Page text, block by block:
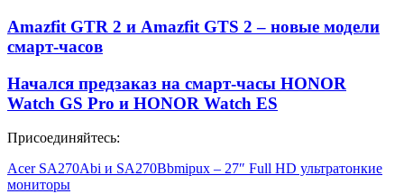
Amazfit GTR 2 и Amazfit GTS 2 – новые модели
смарт-часов
Начался предзаказ на смарт-часы HONOR
Watch GS Pro и HONOR Watch ES
Присоединяйтесь:
Acer SA270Abi и SA270Bbmipux – 27″ Full HD ультратонкие
мониторы